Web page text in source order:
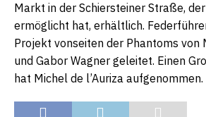
Markt in der Schiersteiner Straße,
ermöglicht hat, erhältlich.
Projekt vonseiten der Phantoms von
und Gabor Wagner geleitet. Einen
hat Michel de l’Auriza aufgenommen.